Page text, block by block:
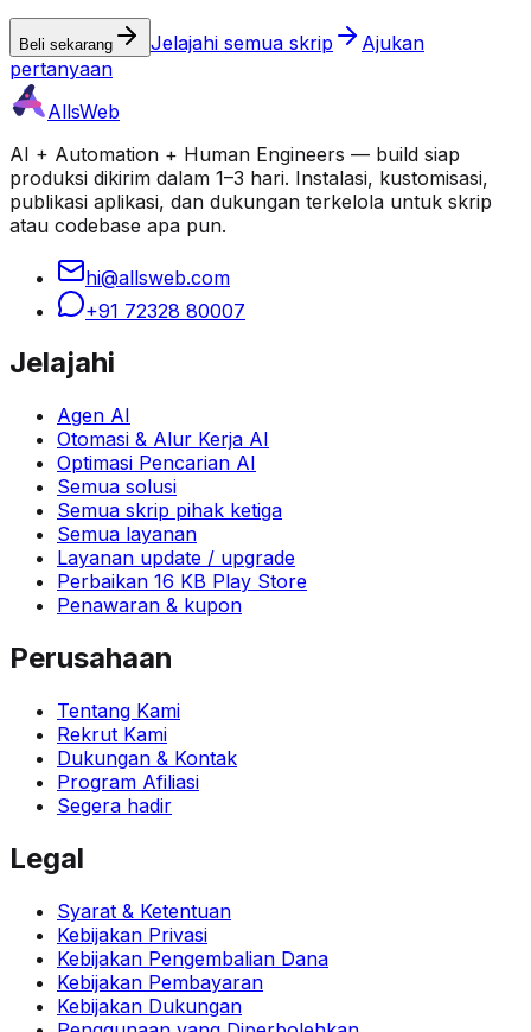
Beli sekarang Jelajahi semua skrip
Ajukan
pertanyaan
AllsWeb
AI + Automation + Human Engineers — build siap
produksi dikirim dalam 1–3 hari. Instalasi, kustomisasi,
publikasi aplikasi, dan dukungan terkelola untuk skrip
atau codebase apa pun.
hi@allsweb.com
+91 72328 80007
Jelajahi
Agen AI
Otomasi & Alur Kerja AI
Optimasi Pencarian AI
Semua solusi
Semua skrip pihak ketiga
Semua layanan
Layanan update / upgrade
Perbaikan 16 KB Play Store
Penawaran & kupon
Perusahaan
Tentang Kami
Rekrut Kami
Dukungan & Kontak
Program Afiliasi
Segera hadir
Legal
Syarat & Ketentuan
Kebijakan Privasi
Kebijakan Pengembalian Dana
Kebijakan Pembayaran
Kebijakan Dukungan